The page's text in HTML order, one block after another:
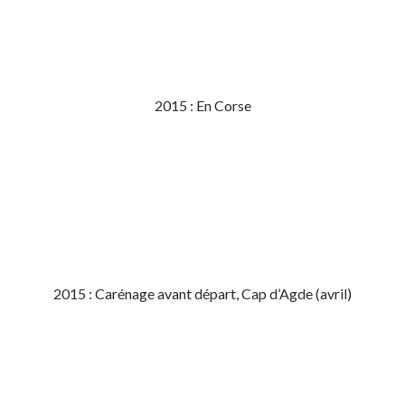
2015 : En Corse
2015 : Carénage avant départ, Cap d’Agde (avril)